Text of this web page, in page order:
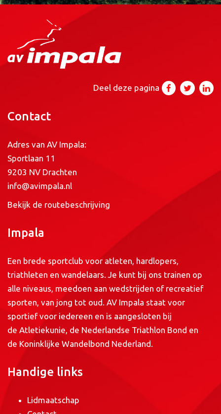
Deel deze pagina
Contact
Adres van AV Impala:
Sportlaan 11
9203 NV Drachten
info@avimpala.nl
Bekijk de routebeschrijving
Impala
Een brede sportclub voor atleten, hardlopers,
triathleten en wandelaars. Je kunt bij ons trainen op
alle niveaus, meedoen aan wedstrijden of recreatief
sporten, van jong tot oud. AV Impala staat voor
sportief voor iedereen en is aangesloten bij
de Atletiekunie, de Nederlandse Triathlon Bond en
de Koninklijke Wandelbond Nederland.
Handige links
Lidmaatschap